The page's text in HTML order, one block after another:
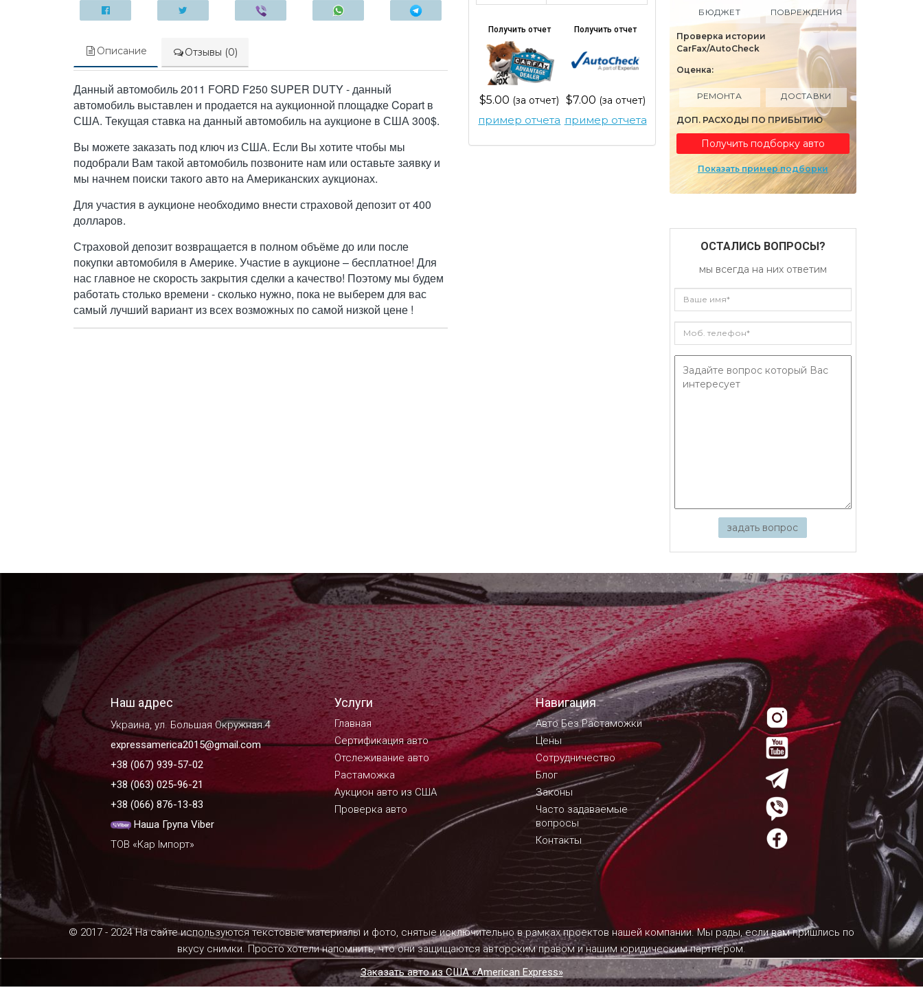
Описание Отзывы (0)
Данный автомобиль 2011 FORD F250 SUPER DUTY - данный
автомобиль выставлен и продается на аукционной площадке Copart в
США. Текущая ставка на данный автомобиль на аукционе в США 300$.
Вы можете заказать под ключ из США. Если Вы хотите чтобы мы
подобрали Вам такой автомобиль позвоните нам или оставьте заявку и
мы начнем поиски такого авто на Американских аукционах.
Для участия в аукционе необходимо внести страховой депозит от 400
долларов.
Страховой депозит возвращается в полном объёме до или после
покупки автомобиля в Америке. Участие в аукционе – бесплатное! Для
нас главное не скорость закрытия сделки а качество! Поэтому мы будем
работать столько времени - сколько нужно, пока не выберем для вас
самый лучший вариант из всех возможных по самой низкой цене !
Получить отчет
$5.00 (за отчет)
пример отчета
Получить отчет
$7.00 (за отчет)
пример отчета
БЮДЖЕТ ПОВРЕЖДЕНИЯ
Проверка истории
CarFax/AutoCheck
Оценка:
РЕМОНТА ДОСТАВКИ
ДОП. РАСХОДЫ ПО ПРИБЫТИЮ
Получить подборку авто
Показать пример подборки
ОСТАЛИСЬ ВОПРОСЫ?
мы всегда на них ответим
задать вопрос
Наш адрес
Украина, ул. Большая Окружная 4
expressamerica2015@gmail.com
+38 (067) 939-57-02
+38 (063) 025-96-21
+38 (066) 876-13-83
Наша Група Viber
ТОВ «Кар Імпорт»
Услуги
Главная
Сертификация авто
Отслеживание авто
Растаможка
Аукцион авто из США
Проверка авто
Навигация
Авто Без Растаможки
Цены
Сотрудничество
Блог
Законы
Часто задаваемые
вопросы
Контакты
© 2017 - 2024 На сайте используются текстовые материалы и фото, снятые исключительно в рамках проектов нашей компании. Мы рады, если вам пришлись по
вкусу снимки. Просто хотели напомнить, что они защищаются авторским правом и нашим юридическим партнером.
Заказать авто из США «American Express»